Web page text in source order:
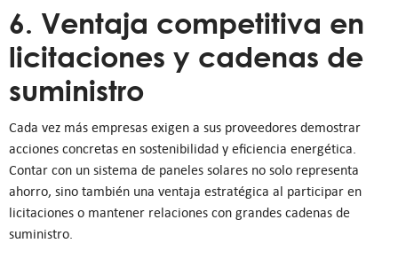
6. Ventaja competitiva en
licitaciones y cadenas de
suministro
Cada vez más empresas exigen a sus proveedores demostrar
acciones concretas en sostenibilidad y eficiencia energética.
Contar con un sistema de paneles solares no solo representa
ahorro, sino también una ventaja estratégica al participar en
licitaciones o mantener relaciones con grandes cadenas de
suministro.